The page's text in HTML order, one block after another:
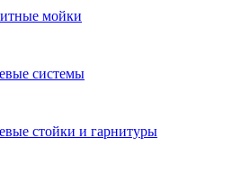
мойки
системы
стойки и гарнитуры